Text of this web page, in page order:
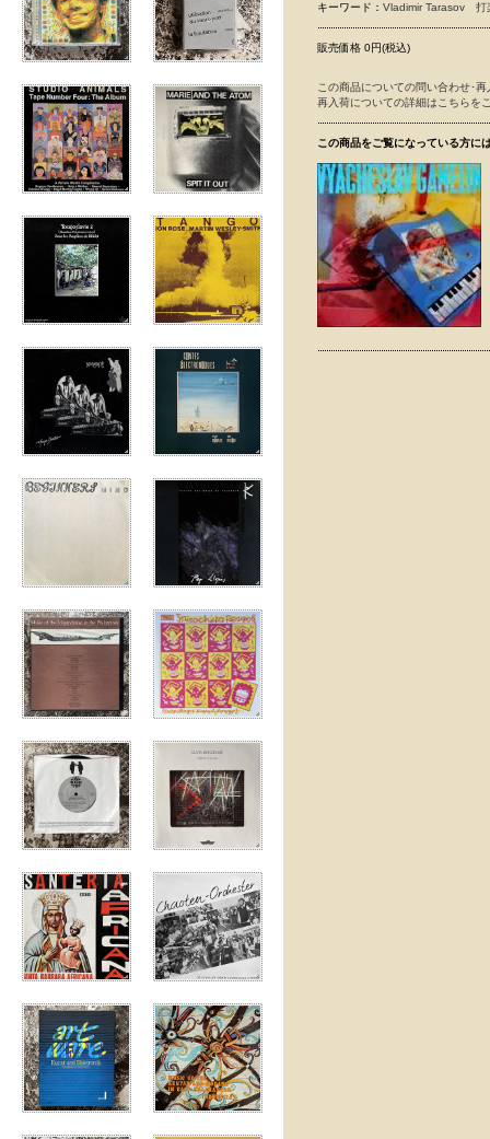
キーワード： Vladimir Tarasov 打
販売価格 0円(税込)
この商品についての問い合わせ･
再入荷についての詳細はこちらを
この商品をご覧になっている方に